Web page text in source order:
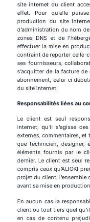
site internet du client
effet. Pour qu’elle
production du site
d’administration du nom
zones DNS et de
effectuer la mise en
contraint de reporter celle-
ses fournisseurs,
s’acquitter de la facture
abonnement, celui-ci
du site internet.
Responsabilités liées au
Le client est seul
internet, qu’il s’agisse
externes, commentaires, et
que technicien, designer,
éléments fournis par le
dernier. Le client est seul
compris ceux qu’ALIOKI
projet du client,
avant sa mise en
En aucun cas la
client ou tout tiers quel
en cas de contenu